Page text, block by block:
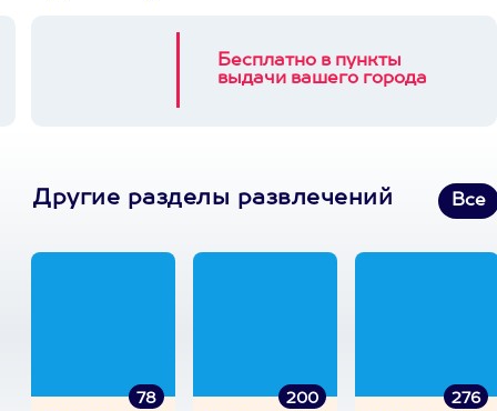
Бесплатно в пункты
выдачи вашего города
Другие разделы развлечений Все
78
200
276